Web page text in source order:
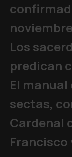
noviembre
Los
predican
El
sectas,
Cardenal
Francisco